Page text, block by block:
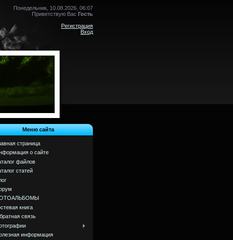
Понедельник, 10.08.2026, 06:07
Приветствую Вас Гость
Регистрация
Вход
Меню сайта
страница
о сайте
файлов
статей
книга
связь
информация